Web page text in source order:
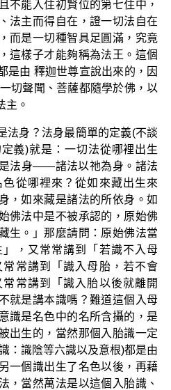
不能入住初賢位的第七住中，
法主而得自在，證一切法自在
而是一切種智具足圓滿，究竟
這樣子才能夠稱為法王。這個
是由 釋迦世尊宣說出來的，因
切聲聞、菩薩都隨學於佛，以
主。
法身？法身最簡單的定義(不談
義)就是：一切法從哪裡出生
法身——諸法以祂為身。諸法
從哪裡來？從如來藏出生來
，如來藏是諸法的所依身。如
佛法中是不被承認的，原始佛
生。」那麼請問：原始佛法當
，又常常講到「若識不入母
常講到「識入母胎，若不會
常講到「識入胎以後就離開
就是講本識嗎？難道這個入母
識是名色中的名所含攝的，是
出生的，當然那個入胎識一定
：識陰等六識以及意根)都是由
一個識出生了名色以後，再藉
，當然萬法是以這個入胎識、